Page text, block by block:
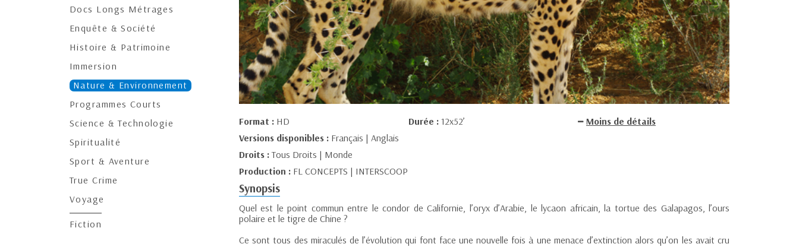
Docs Longs Métrages
Enquête & Société
Histoire & Patrimoine
Immersion
Nature & Environnement
Programmes Courts
Science & Technologie
Spiritualité
Sport & Aventure
True Crime
Voyage
Fiction
Format : HD Durée : 12x52’
Moins de détails
Versions disponibles : Français | Anglais
Droits :Tous Droits | Monde
Production : FL CONCEPTS | INTERSCOOP
Synopsis
Quel est le point commun entre le condor de Californie, l’oryx d’Arabie, le lycaon africain, la tortue des Galapagos, l’ours
polaire et le tigre de Chine ?
Ce sont tous des miraculés de l’évolution qui font face une nouvelle fois à une menace d’extinction alors qu’on les avait cru